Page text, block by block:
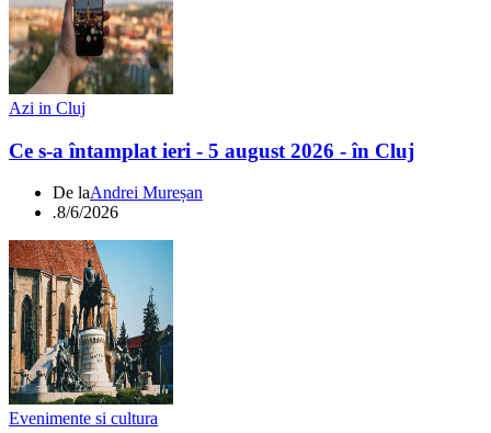
Azi in Cluj
Ce s-a întamplat ieri - 5 august 2026 - în Cluj
De laAndrei Mureșan
.8/6/2026
Evenimente si cultura